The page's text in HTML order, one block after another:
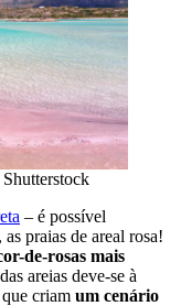
– é possível
praias de areal rosa!
de-rosas mais
areias deve-se à
criam um cenário